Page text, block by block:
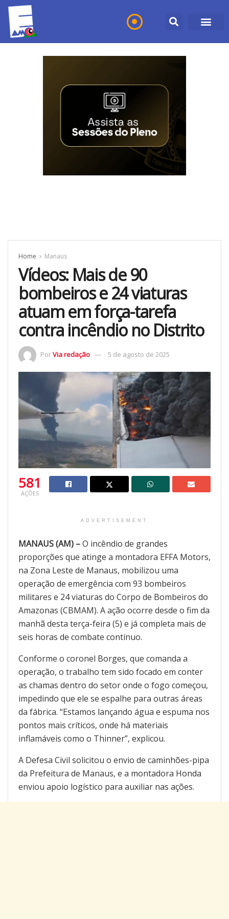
Home Manaus
Vídeos: Mais de 90
bombeiros e 24 viaturas
atuam em força-tarefa
contra incêndio no Distrito
PorVia redação 5 de agosto de 2025
581
AÇÕES
ADVERTISEMENT
MANAUS (AM) –O incêndio de grandes
proporções que atinge a montadora EFFA Motors,
na Zona Leste de Manaus, mobilizou uma
operação de emergência com 93 bombeiros
militares e 24 viaturas do Corpo de Bombeiros do
Amazonas (CBMAM). A ação ocorre desde o fim da
manhã desta terça-feira (5) e já completa mais de
seis horas de combate contínuo.
Conforme o coronel Borges, que comanda a
operação, o trabalho tem sido focado em conter
as chamas dentro do setor onde o fogo começou,
impedindo que ele se espalhe para outras áreas
da fábrica. “Estamos lançando água e espuma nos
pontos mais críticos, onde há materiais
inflamáveis como o Thinner”, explicou.
A Defesa Civil solicitou o envio de caminhões-pipa
da Prefeitura de Manaus, e a montadora Honda
enviou apoio logístico para auxiliar nas ações.